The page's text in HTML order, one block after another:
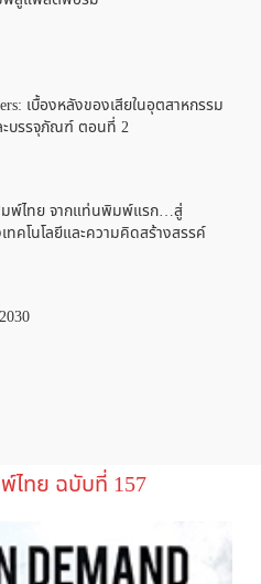
เบื้องหลังของเสียในอุตสาหกรรม
บรรจุภัณฑ์ ตอนที่ 2
มพ์ไทย จากแท่นพิมพ์แรก…สู่
ทคโนโลยีและความคิดสร้างสรรค์
ไทย ฉบับที่ 157